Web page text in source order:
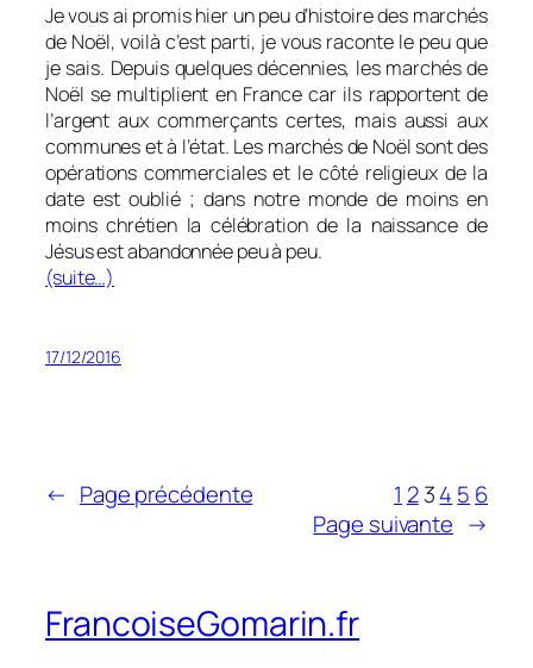
Je vous ai promis hier un peu d’histoire des marchés
de Noël, voilà c’est parti, je vous raconte le peu que
je sais. Depuis quelques décennies, les marchés de
Noël se multiplient en France car ils rapportent de
l’argent aux commerçants certes, mais aussi aux
communes et à l’état. Les marchés de Noël sont des
opérations commerciales et le côté religieux de la
date est oublié ; dans notre monde de moins en
moins chrétien la célébration de la naissance de
Jésus est abandonnée peu à peu.
(suite…)
17/12/2016
← Page précédente 1 2 34 5 6
Page suivante →
FrancoiseGomarin.fr